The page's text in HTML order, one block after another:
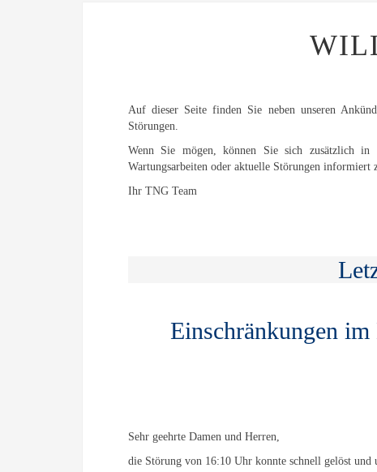
Auf dieser Seite finden Sie neben unseren
Störungen.
Wenn Sie mögen, können Sie sich zusätzlich in
Wartungsarbeiten oder aktuelle Störungen informiert
Ihr TNG Team
Einschränkungen
Sehr geehrte Damen und Herren,
die Störung von 16:10 Uhr konnte schnell gelöst und